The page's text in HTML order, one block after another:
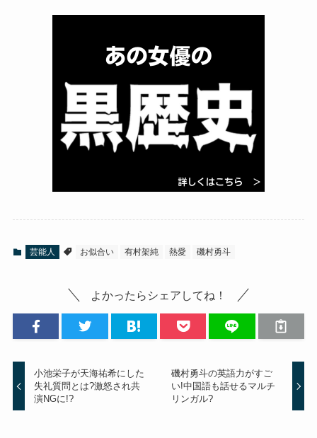
芸能人 お似合い 有村架純 熱愛 磯村勇斗
よかったらシェアしてね！
小池栄子が天海祐希にした
失礼質問とは?激怒され共
演NGに!?
磯村勇斗の英語力がすご
い!中国語も話せるマルチ
リンガル?